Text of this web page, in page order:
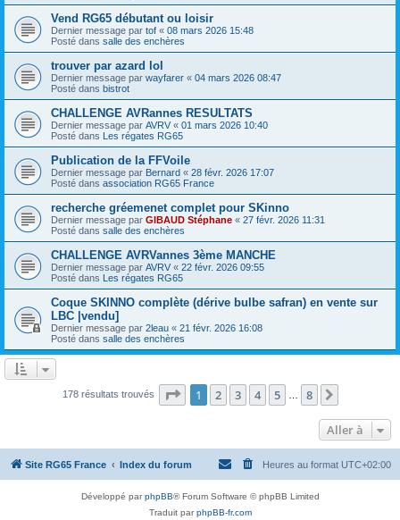
Vend RG65 débutant ou loisir
Dernier message par tof « 08 mars 2026 15:48
Posté dans salle des enchères
trouver par azard lol
Dernier message par wayfarer « 04 mars 2026 08:47
Posté dans bistrot
CHALLENGE AVRannes RESULTATS
Dernier message par AVRV « 01 mars 2026 10:40
Posté dans Les régates RG65
Publication de la FFVoile
Dernier message par Bernard « 28 févr. 2026 17:07
Posté dans association RG65 France
recherche gréemenet complet pour SKinno
Dernier message par GIBAUD Stéphane « 27 févr. 2026 11:31
Posté dans salle des enchères
CHALLENGE AVRVannes 3ème MANCHE
Dernier message par AVRV « 22 févr. 2026 09:55
Posté dans Les régates RG65
Coque SKINNO complète (dérive bulbe safran) en vente sur
LBC |vendu]
Dernier message par 2leau « 21 févr. 2026 16:08
Posté dans salle des enchères
178 résultats trouvés Page 1sur8
1 2 3 4 5 8
Aller à
Site RG65 France Index du forum Heures au format UTC+02:00
Développé parphpBB® Forum Software © phpBB Limited
Traduit parphpBB-fr.com